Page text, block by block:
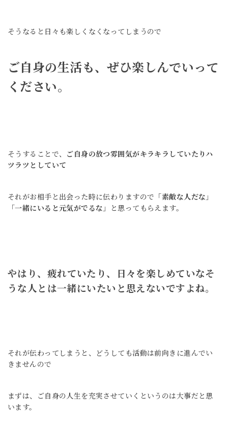
そうなると日々も楽しくなくなってしまうので
ご自身の生活も、ぜひ楽しんでいって
ください。
そうすることで、 ご自身の放つ雰囲気がキラキラしていたりハ
ツラツとしていて
それがお相手と出会った時に伝わりますので 「素敵な人だな」
「一緒にいると元気がでるな」
と思ってもらえます。
やはり、疲れていたり、日々を楽しめていなそ
うな人とは一緒にいたいと思えないですよね。
それが伝わってしまうと、 どうしても活動は前向きに進んでい
きませんので
まずは、ご自身の人生を充実させていく というのは大事だと思
います。